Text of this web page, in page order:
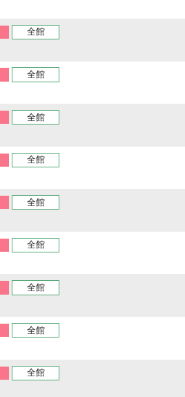
全館
全館
全館
全館
全館
全館
全館
全館
全館